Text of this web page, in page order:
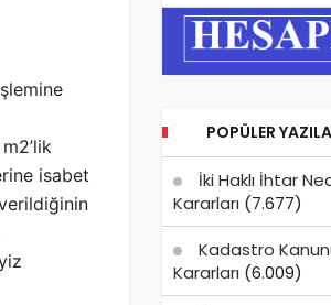
isabet
POPÜLER
İki Haklı İhtar
Kararları (7.677)
Kadastro
Kararları (6.009)